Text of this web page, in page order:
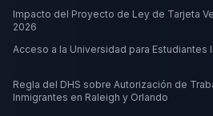
Impacto del Proyecto de Ley de Tarjeta
2026
Acceso a la Universidad para Estudiantes
Regla del DHS sobre Autorización de
Inmigrantes en Raleigh y Orlando